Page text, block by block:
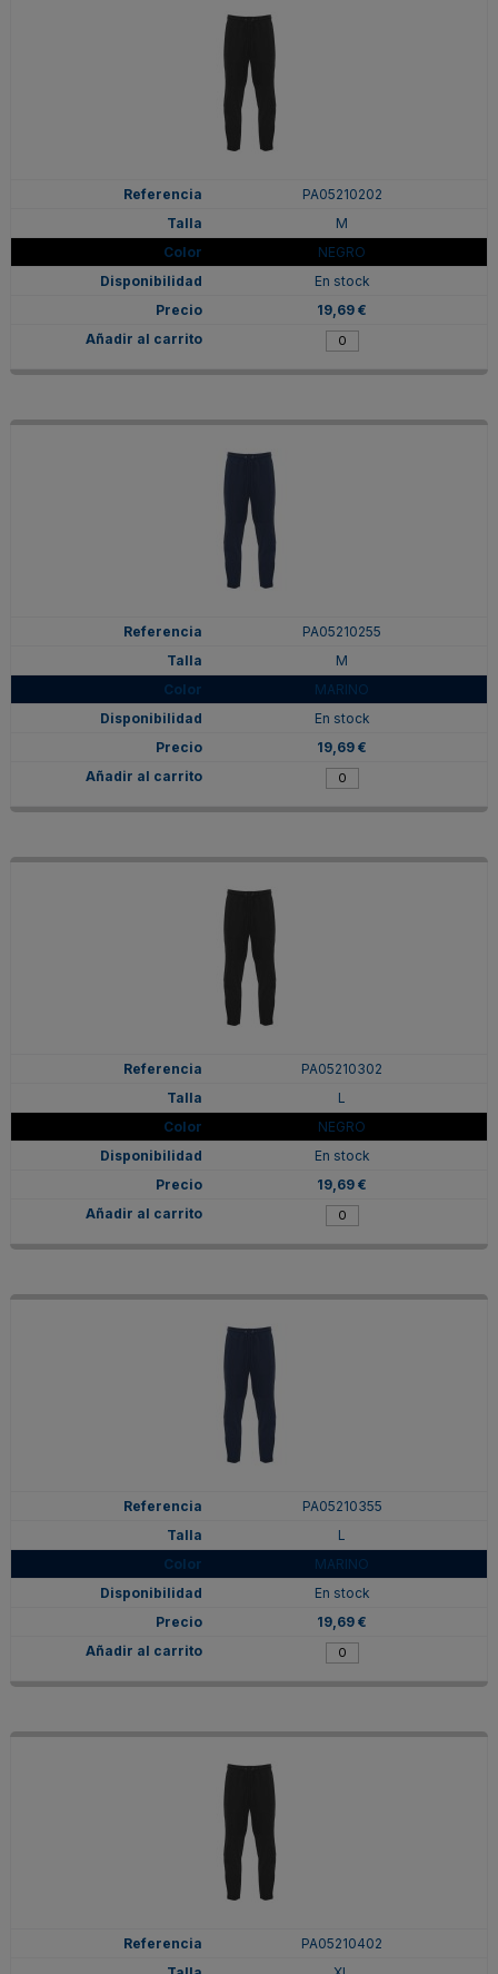
PA05210202
M
NEGRO
En stock
19,69 €
PA05210255
M
MARINO
En stock
19,69 €
PA05210302
L
NEGRO
En stock
19,69 €
PA05210355
L
MARINO
En stock
19,69 €
PA05210402